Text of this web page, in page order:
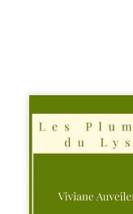
Trois récits,
existences
à l’instant où
bascule.
l’apaisement,